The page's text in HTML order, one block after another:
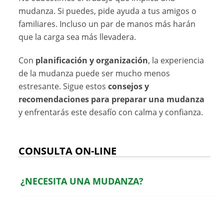
mudanza. Si puedes, pide ayuda a tus amigos o
familiares. Incluso un par de manos más harán
que la carga sea más llevadera.
Con planificación y organización, la experiencia
de la mudanza puede ser mucho menos
estresante. Sigue estosconsejos y
recomendaciones para preparar una mudanza
y enfrentarás este desafío con calma y confianza.
CONSULTA ON-LINE
¿NECESITA UNA MUDANZA?